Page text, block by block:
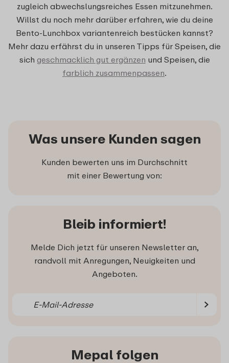
zugleich abwechslungsreiches Essen mitzunehmen.
Willst du noch mehr darüber erfahren, wie du deine
Bento-Lunchbox variantenreich bestücken kannst?
Mehr dazu erfährst du in unseren Tipps für Speisen, die
sich geschmacklich gut ergänzen und Speisen, die
farblich zusammenpassen.
Was unsere Kunden sagen
Kunden bewerten uns im Durchschnitt
mit einer Bewertung von:
Bleib informiert!
Melde Dich jetzt für unseren Newsletter an,
randvoll mit Anregungen, Neuigkeiten und
Angeboten.
Mepal folgen